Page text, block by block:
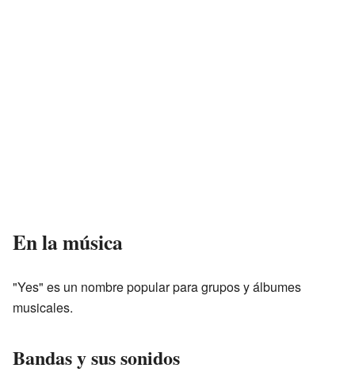
En la música
"Yes" es un nombre popular para grupos y álbumes
musicales.
Bandas y sus sonidos